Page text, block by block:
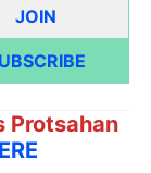
JOIN
Protsahan